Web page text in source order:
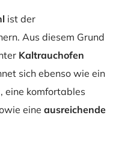
ist der
Aus diesem Grund
Kaltrauchofen
sich ebenso wie ein
eine komfortables
eine ausreichende